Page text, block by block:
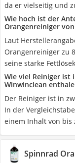
da er vielseitig und
Wie hoch ist der
Orangenreiniger
Laut
Orangenreiniger zu
seine starke
Wie viel Reiniger ist
Winwinclean
Der Reiniger ist in
In der
einem Inhalt von bis
Spinnrad